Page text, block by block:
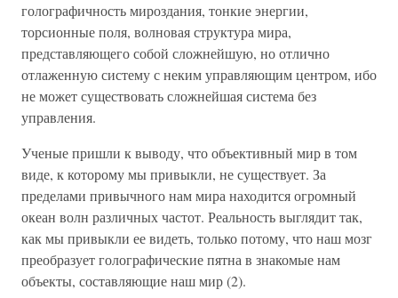
голографичность мироздания, тонкие энергии,
торсионные поля, волновая структура мира,
представляющего собой сложнейшую, но отлично
отлаженную систему с неким управляющим центром, ибо
не может существовать сложнейшая система без
управления.
Ученые пришли к выводу, что объективный мир в том
виде, к которому мы привыкли, не существует. За
пределами привычного нам мира находится огромный
океан волн различных частот. Реальность выглядит так,
как мы привыкли ее видеть, только потому, что наш мозг
преобразует голографические пятна в знакомые нам
объекты, составляющие наш мир (2).